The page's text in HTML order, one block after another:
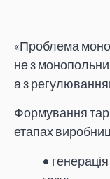
«Проблема
не з
а з
Формування
етапах
•